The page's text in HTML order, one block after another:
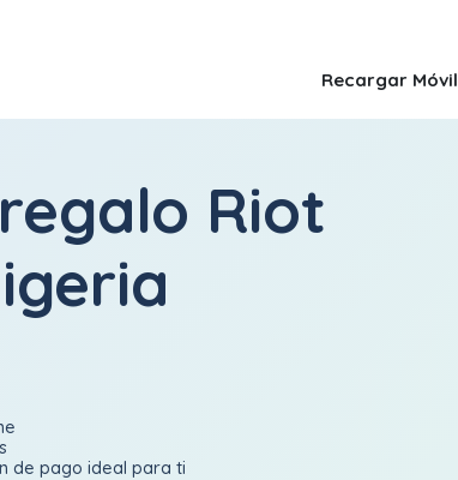
Recargar Móvil
Riot
de pago ideal para ti